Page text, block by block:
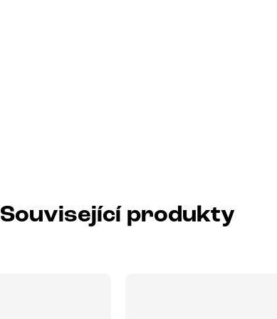
Související produkty